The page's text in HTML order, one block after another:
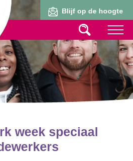
Blijf op de hoogte
week speciaal